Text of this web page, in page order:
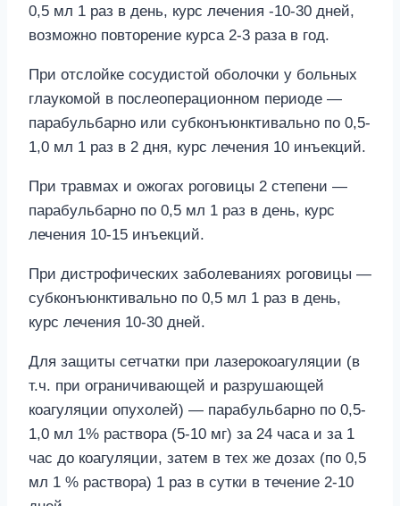
0,5 мл 1 раз в день, курс лечения -10-30 дней,
возможно повторение курса 2-3 раза в год.
При отслойке сосудистой оболочки у больных
глаукомой в послеоперационном периоде —
парабульбарно или субконъюнктивально по 0,5-
1,0 мл 1 раз в 2 дня, курс лечения 10 инъекций.
При травмах и ожогах роговицы 2 степени —
парабульбарно по 0,5 мл 1 раз в день, курс
лечения 10-15 инъекций.
При дистрофических заболеваниях роговицы —
субконъюнктивально по 0,5 мл 1 раз в день,
курс лечения 10-30 дней.
Для защиты сетчатки при лазерокоагуляции (в
т.ч. при ограничивающей и разрушающей
коагуляции опухолей) — парабульбарно по 0,5-
1,0 мл 1% раствора (5-10 мг) за 24 часа и за 1
час до коагуляции, затем в тех же дозах (по 0,5
мл 1 % раствора) 1 раз в сутки в течение 2-10